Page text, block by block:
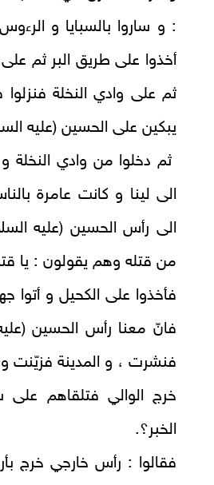
: و ساروا بالسبايا و
أخذوا على طريق البر ثم
ثم على وادي النخلة
يبكين على الحسين (عليه
ثم دخلوا من وادي النخلة
الى لينا و كانت عامرة
الى رأس الحسين (عليه
من قتله وهم يقولون : يا قتلة
فأخذوا على الكحيل و أتوا
فانّ معنا رأس الحسين
فنشرت ، و المدينة فزيّنت
خرج الوالي فتلقاهم
الخبر؟.
فقالوا : رأس خارجي خرج